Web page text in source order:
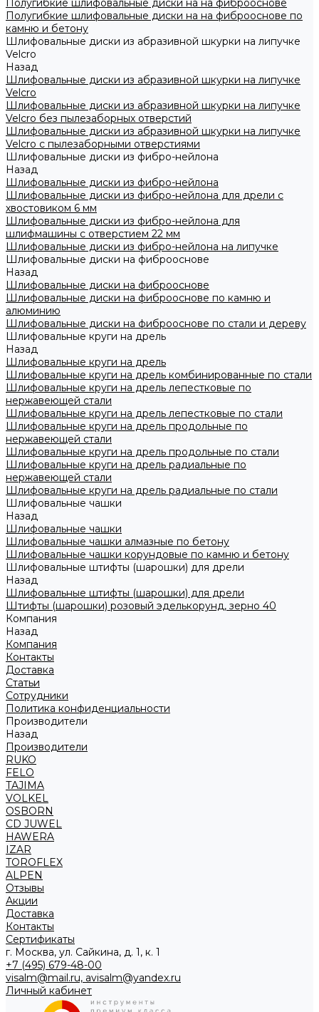
Полугибкие шлифовальные диски на на фиброоснове
Полугибкие шлифовальные диски на на фиброоснове по
камню и бетону
Шлифовальные диски из абразивной шкурки на липучке
Velcro
Назад
Шлифовальные диски из абразивной шкурки на липучке
Velcro
Шлифовальные диски из абразивной шкурки на липучке
Velcro без пылезаборных отверстий
Шлифовальные диски из абразивной шкурки на липучке
Velcro с пылезаборными отверстиями
Шлифовальные диски из фибро-нейлона
Назад
Шлифовальные диски из фибро-нейлона
Шлифовальные диски из фибро-нейлона для дрели с
хвостовиком 6 мм
Шлифовальные диски из фибро-нейлона для
шлифмашины с отверстием 22 мм
Шлифовальные диски из фибро-нейлона на липучке
Шлифовальные диски на фиброоснове
Назад
Шлифовальные диски на фиброоснове
Шлифовальные диски на фиброоснове по камню и
алюминию
Шлифовальные диски на фиброоснове по стали и дереву
Шлифовальные круги на дрель
Назад
Шлифовальные круги на дрель
Шлифовальные круги на дрель комбинированные по стали
Шлифовальные круги на дрель лепестковые по
нержавеющей стали
Шлифовальные круги на дрель лепестковые по стали
Шлифовальные круги на дрель продольные по
нержавеющей стали
Шлифовальные круги на дрель продольные по стали
Шлифовальные круги на дрель радиальные по
нержавеющей стали
Шлифовальные круги на дрель радиальные по стали
Шлифовальные чашки
Назад
Шлифовальные чашки
Шлифовальные чашки алмазные по бетону
Шлифовальные чашки корундовые по камню и бетону
Шлифовальные штифты (шарошки) для дрели
Назад
Шлифовальные штифты (шарошки) для дрели
Штифты (шарошки) розовый эделькорунд, зерно 40
Компания
Назад
Компания
Контакты
Доставка
Статьи
Сотрудники
Политика конфиденциальности
Производители
Назад
Производители
RUKO
FELO
TAJIMA
VOLKEL
OSBORN
CD JUWEL
HAWERA
IZAR
TOROFLEX
ALPEN
Отзывы
Акции
Доставка
Контакты
Сертификаты
г. Москва, ул. Сайкина, д. 1, к. 1
+7 (495) 679-48-00
visalm@mail.ru, avisalm@yandex.ru
Личный кабинет